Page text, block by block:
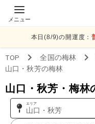
メニュー
本日(8/9)の開運度：
TOP 全国の梅林
山口・秋芳の梅林
山口・秋芳・梅林
エリア
山口・秋芳